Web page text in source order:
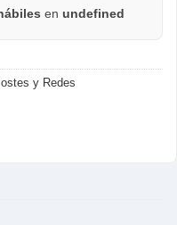
en undefined
y Redes